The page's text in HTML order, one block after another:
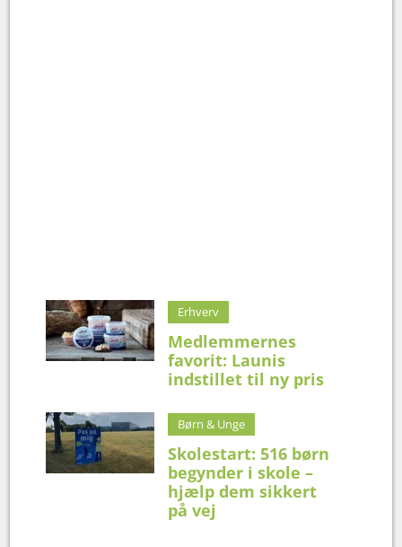
Erhverv
Medlemmernes
favorit: Launis
indstillet til ny pris
Børn & Unge
Skolestart: 516 børn
begynder i skole –
hjælp dem sikkert
på vej